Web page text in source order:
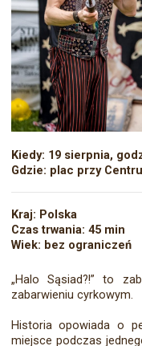
Kiedy: 19 sierpnia,
Gdzie: plac przy
Kraj: Polska
Czas trwania: 45 min
Wiek: bez ograniczeń
„Halo Sąsiad?!” to
zabarwieniu cyrkowym.
Historia opowiada o
miejsce podczas